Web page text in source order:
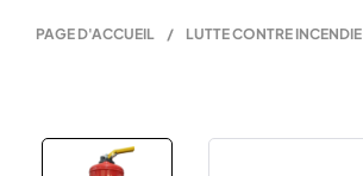
PAGE D'ACCUEIL / LUTTE CONTRE INCENDIE